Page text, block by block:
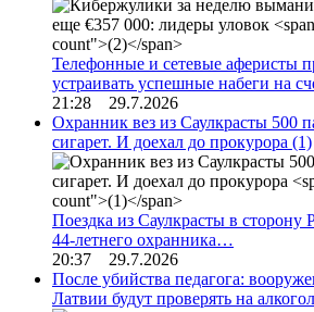
Телефонные и сетевые аферисты
устраивать успешные набеги на
21:28 29.7.2026
Охранник вез из Саулкрасты 500
сигарет. И доехал до прокурора (1)
Поездка из Саулкрасты в сторону
44-летнего охранника…
20:37 29.7.2026
После убийства педагога:
Латвии будут проверять на